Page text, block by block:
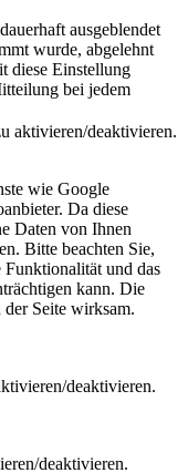
ausgeblendet
wurde, abgelehnt
diese Einstellung
bei jedem
aktivieren/deaktivieren.
wie Google
Da diese
Daten von Ihnen
Bitte beachten Sie,
Funktionalität und das
kann. Die
Seite wirksam.
deaktivieren.
deaktivieren.